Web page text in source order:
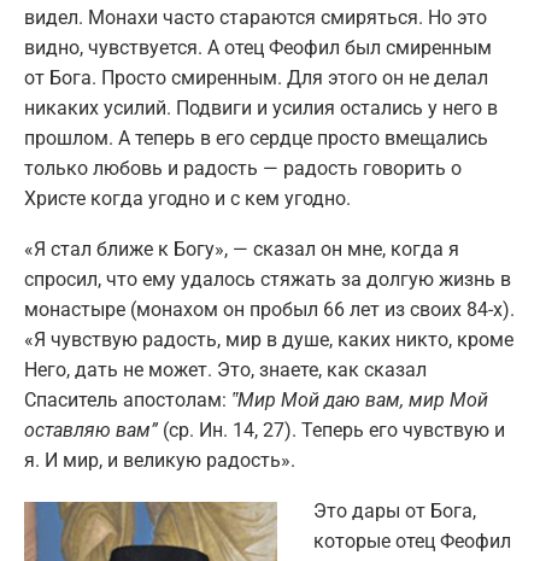
видел. Монахи часто стараются смиряться. Но это
видно, чувствуется. А отец Феофил был смиренным
от Бога. Просто смиренным. Для этого он не делал
никаких усилий. Подвиги и усилия остались у него в
прошлом. А теперь в его сердце просто вмещались
только любовь и радость — радость говорить о
Христе когда угодно и с кем угодно.
«Я стал ближе к Богу», — сказал он мне, когда я
спросил, что ему удалось стяжать за долгую жизнь в
монастыре (монахом он пробыл 66 лет из своих 84-х).
«Я чувствую радость, мир в душе, каких никто, кроме
Него, дать не может. Это, знаете, как сказал
Спаситель апостолам: ‟Мир Мой даю вам, мир Мой
оставляю вам” (ср. Ин. 14, 27). Теперь его чувствую и
я. И мир, и великую радость».
Это дары от Бога,
которые отец Феофил